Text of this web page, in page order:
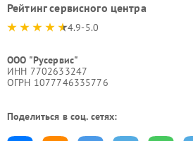
Рейтинг сервисного центра
4.9-5.0
ООО "Русервис"
ИНН 7702633247
ОГРН 1077746335776
Поделиться в соц. сетях: